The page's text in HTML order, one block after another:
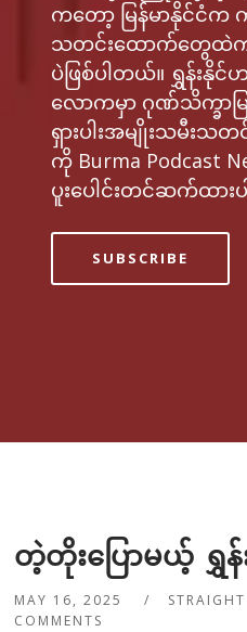
ကတော့ မြန်မာနိုင်ငံ
သတင်းထောက်တွေထဲက
ပဲဖြစ်ပါတယ်။ ရွှန်းနို
လောကမှာ ဂုဏ်သိက္ခာမ
ရှားပါးအမျိုးသမီးသ
ကို Burma Podcast
ပူးပေါင်းတင်ဆက်ထား
SUBSCRIBE
တဲ့တိုးပြောမယ့် ရွှ
MAY 16, 2025
COMMENTS